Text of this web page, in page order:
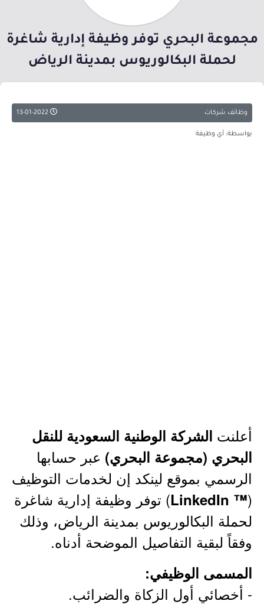
مجموعة البحري توفر وظيفة إدارية شاغرة
لحملة البكالوريوس بمدينة الرياض
وظائف شركات
بواسطة: أي وظيفة
أعلنت الشركة الوطنية السعودية للنقل
البحري (مجموعة البحري) عبر حسابها
الرسمي بموقع لينكد إن لخدمات التوظيف
(
™ LinkedIn
) توفر وظيفة إدارية شاغرة
لحملة البكالوريوس بمدينة الرياض، وذلك
وفقاً لبقية التفاصيل الموضحة أدناه.
المسمى الوظيفي:
- أخصائي أول الزكاة والضرائب.